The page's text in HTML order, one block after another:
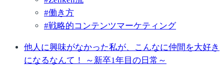
#働き方
#戦略的コンテンツマーケティング
他人に興味がなかった私が、こんなに仲間を大好き
になるなんて！ ～新卒1年目の日常～